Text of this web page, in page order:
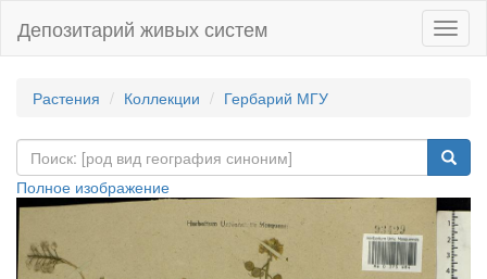
Депозитарий живых систем
Растения Коллекции Гербарий МГУ
Полное изображение